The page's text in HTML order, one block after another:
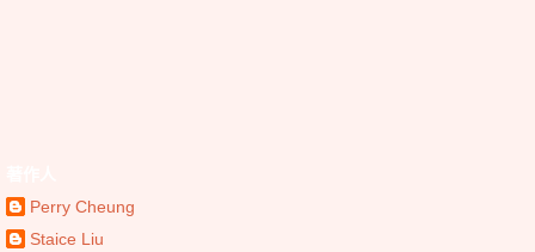
Perry Cheung
Staice Liu